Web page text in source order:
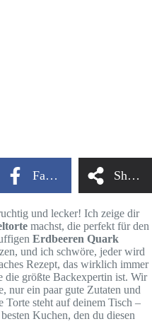
Facebook Share
und lecker! Ich zeige dir
machst, die perfekt für den
Erdbeeren Quark
und ich schwöre, jeder wird
Rezept, das wirklich immer
die größte Backexpertin ist. Wir
nur ein paar gute Zutaten und
Torte steht auf deinem Tisch –
Kuchen, den du diesen